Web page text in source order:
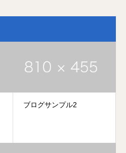
ブログサンプル2